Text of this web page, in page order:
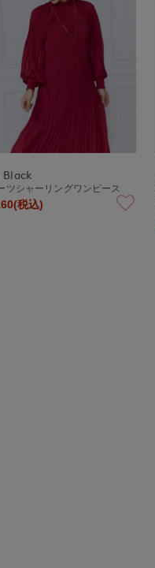
ツシャーリングワンピース
税込)